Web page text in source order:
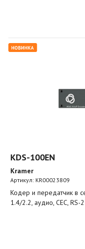
KDS-100EN
Kramer
Артикул: KR00023809
Кодер и передатчик в
1.4/2.2, аудио, CEC,